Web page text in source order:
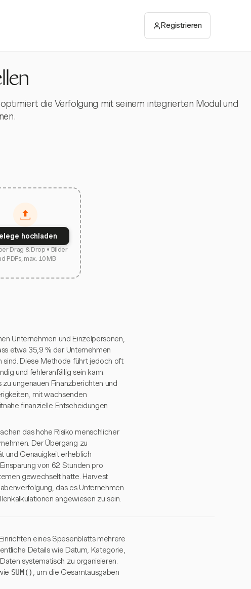
Registrieren
die Verfolgung mit seinem integrierten Modul und
hochladen
Drag & Drop • Bilder
PDFs, max. 10 MB
Unternehmen und Einzelpersonen,
etwa 35,9 % der Unternehmen
sind. Diese Methode führt jedoch oft
und fehleranfällig sein kann.
ungenauen Finanzberichten und
mit wachsenden
finanzielle Entscheidungen
das hohe Risiko menschlicher
Der Übergang zu
und Genauigkeit erheblich
von 62 Stunden pro
gewechselt hatte. Harvest
das es Unternehmen
angewiesen zu sein.
eines Spesenblatts mehrere
Details wie Datum, Kategorie,
systematisch zu organisieren.
SUM() , um die Gesamtausgaben